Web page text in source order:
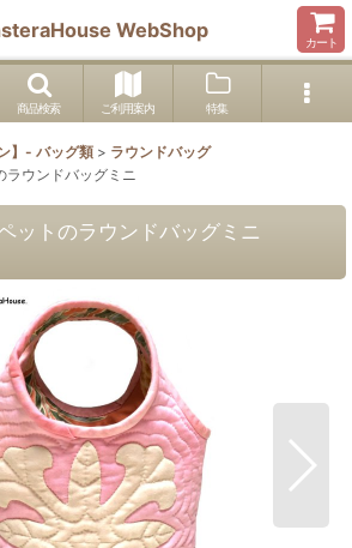
WebShop
カート
商品検索 ご利用案内 特集
】- バッグ類 > ラウンドバッグ
ラウンドバッグミニ
ットのラウンドバッグミニ